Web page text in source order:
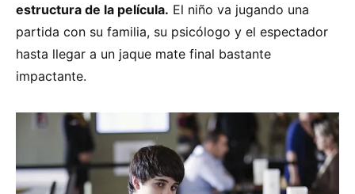
estructura de la película. El niño va jugando una
partida con su familia, su psicólogo y el espectador
hasta llegar a un jaque mate final bastante
impactante.